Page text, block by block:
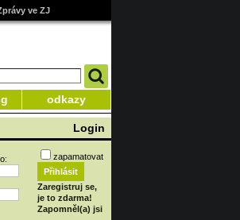
ve ZJ
odkazy
Login
zapamatovat
Zaregistruj se,
je to zdarma!
Zapomněl(a) jsi